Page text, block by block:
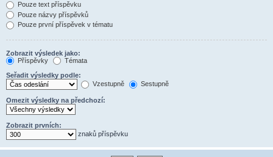
Pouze text příspěvku
Pouze názvy příspěvků
Pouze první příspěvek v tématu
Zobrazit výsledek jako:
Příspěvky
Témata
Seřadit výsledky podle:
Vzestupně
Sestupně
Omezit výsledky na předchozí:
Zobrazit prvních:
znaků příspěvku